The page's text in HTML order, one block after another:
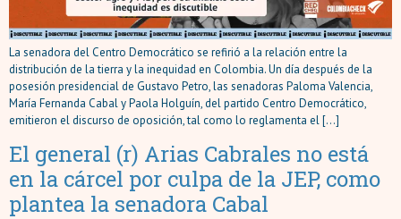
La senadora del Centro Democrático se refirió a la relación entre la
distribución de la tierra y la inequidad en Colombia. Un día después de la
posesión presidencial de Gustavo Petro, las senadoras Paloma Valencia,
María Fernanda Cabal y Paola Holguín, del partido Centro Democrático,
emitieron el discurso de oposición, tal como lo reglamenta el […]
El general (r) Arias Cabrales no está
en la cárcel por culpa de la JEP, como
plantea la senadora Cabal